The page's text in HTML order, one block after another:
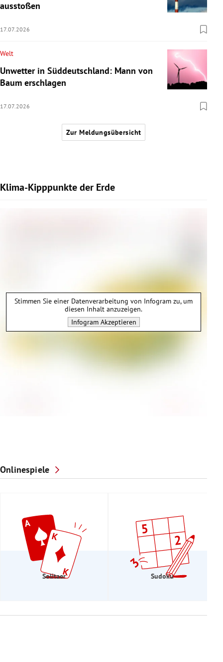
ausstoßen
17.07.2026
Welt
Unwetter in Süddeutschland: Mann von
Baum erschlagen
17.07.2026
Zur Meldungsübersicht
Klima-Kipppunkte der Erde
Stimmen Sie einer Datenverarbeitung von Infogram zu, um
diesen Inhalt anzuzeigen.
InfogramAkzeptieren
Onlinespiele
Solitaer Sudoku